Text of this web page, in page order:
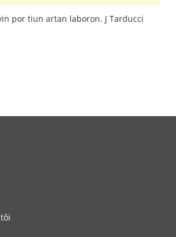
por tiun artan laboron. J Tarducci